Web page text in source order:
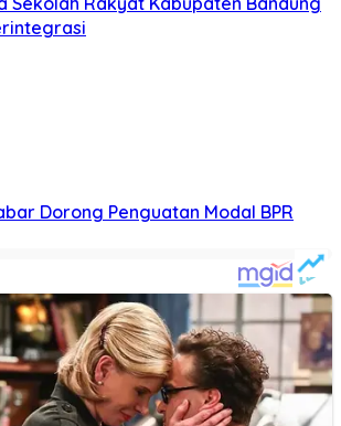
BBCOM – DPRD Jawa Barat bersama
Mulyadi menyepakati Rancangan…
Perda Lingkungan Hidup, Bogor Jadi
Fungsi Lahan
| BBCOM – Panitia Khusus (Pansus)
Jawa Barat terus bergerak…